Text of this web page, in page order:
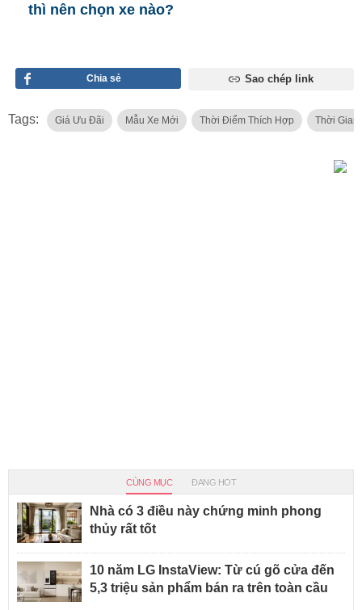
thì nên chọn xe nào?
Chia sẻ Sao chép link
Tags: Giá Ưu Đãi Mẫu Xe Mới Thời Điểm Thích Hợp Thời Gian
CÙNG MỤC ĐANG HOT
Nhà có 3 điều này chứng minh phong
thủy rất tốt
10 năm LG InstaView: Từ cú gõ cửa đến
5,3 triệu sản phẩm bán ra trên toàn cầu